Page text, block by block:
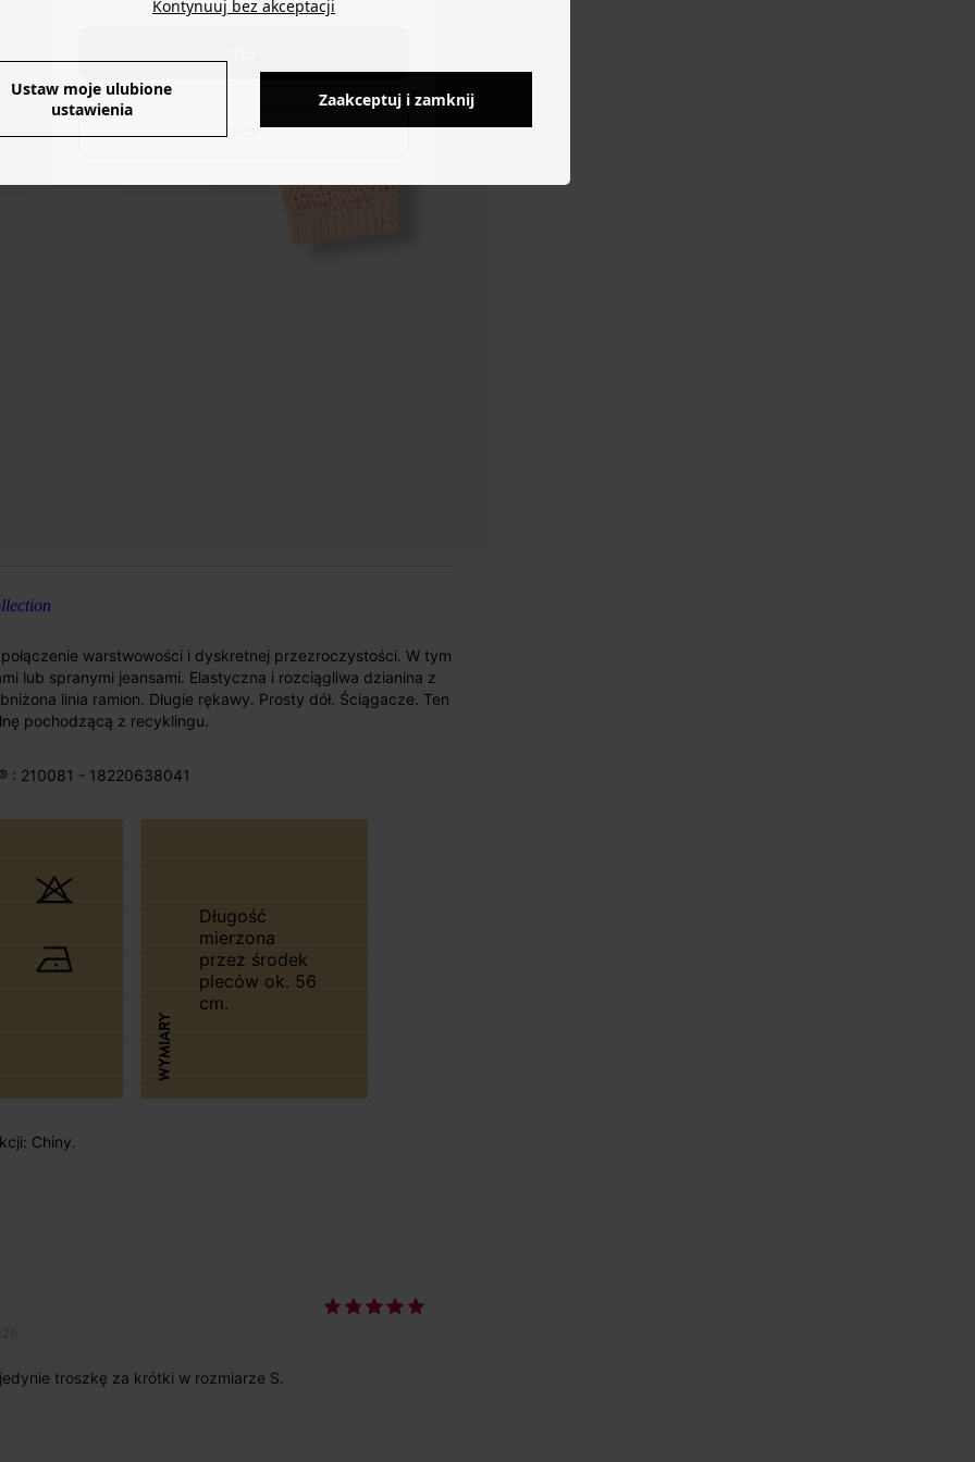
warstwowości i dyskretnej przezroczystości. W tym
lub spranymi jeansami. Elastyczna i rozciągliwa dzianina z
linia ramion. Długie rękawy. Prosty dół. Ściągacze. Ten
pochodzącą z recyklingu.
: 210081 - 18220638041
WYMIARY
Długość
mierzona
przez środek
pleców ok. 56
cm.
Chiny.
troszkę za krótki w rozmiarze S.
Kontynuuj bez akceptacji
Ustaw moje ulubione
ustawienia
Zaakceptuj i zamknij